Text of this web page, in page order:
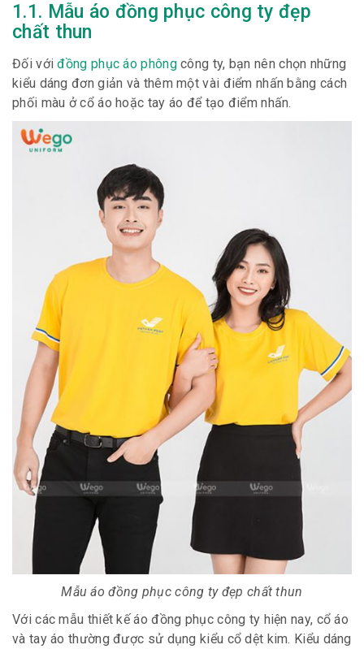
1.1. Mẫu áo đồng phục công ty đẹp
chất thun
Đối vớiđồng phục áo phôngcông ty, bạn nên chọn những
kiểu dáng đơn giản và thêm một vài điểm nhấn bằng cách
phối màu ở cổ áo hoặc tay áo để tạo điểm nhấn.
Mẫu áo đồng phục công ty đẹp chất thun
Với các mẫu thiết kế áo đồng phục công ty hiện nay, cổ áo
và tay áo thường được sử dụng kiểu cổ dệt kim. Kiểu dáng